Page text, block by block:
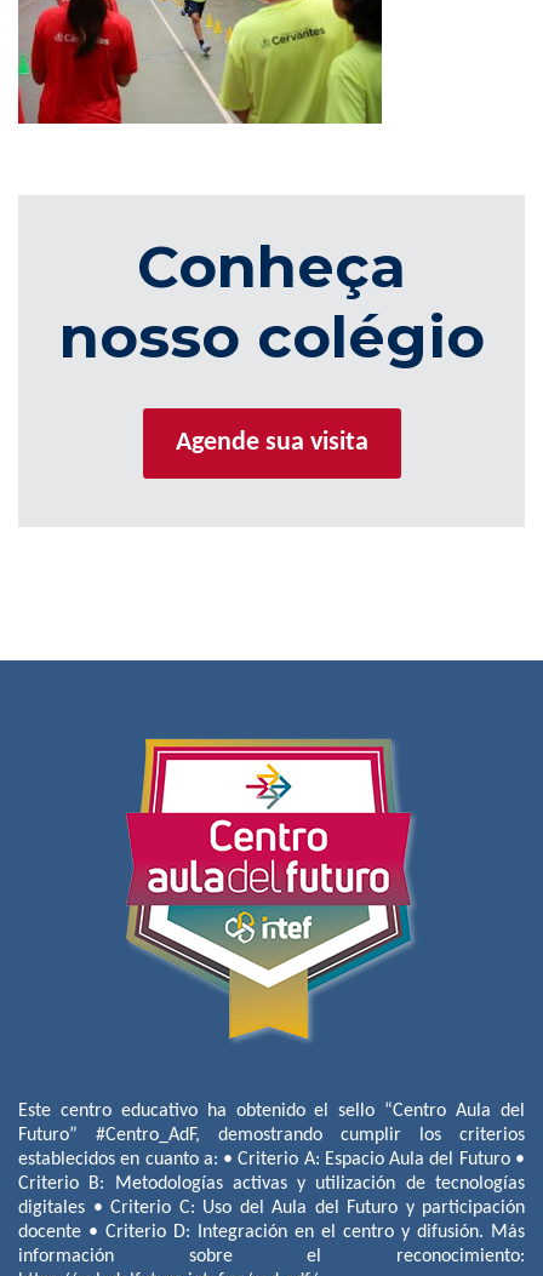
Conheça
nosso colégio
Agende sua visita
Este centro educativo ha obtenido el sello “Centro Aula del
Futuro” #Centro_AdF, demostrando cumplir los criterios
establecidos en cuanto a: • Criterio A: Espacio Aula del Futuro •
Criterio B: Metodologías activas y utilización de tecnologías
digitales • Criterio C: Uso del Aula del Futuro y participación
docente • Criterio D: Integración en el centro y difusión. Más
información sobre el reconocimiento: